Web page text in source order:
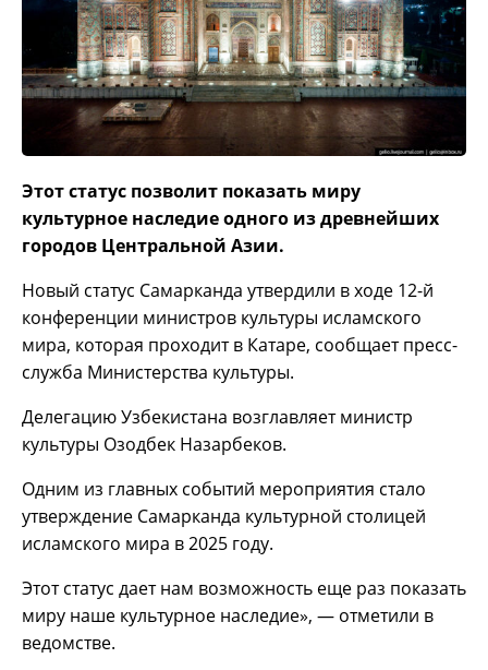
Этот статус позволит показать миру
культурное наследие одного из древнейших
городов Центральной Азии.
Новый статус Самарканда утвердили в ходе 12-й
конференции министров культуры исламского
мира, которая проходит в Катаре, сообщает пресс-
служба Министерства культуры.
Делегацию Узбекистана возглавляет министр
культуры Озодбек Назарбеков.
Одним из главных событий мероприятия стало
утверждение Самарканда культурной столицей
исламского мира в 2025 году.
Этот статус дает нам возможность еще раз показать
миру наше культурное наследие», — отметили в
ведомстве.